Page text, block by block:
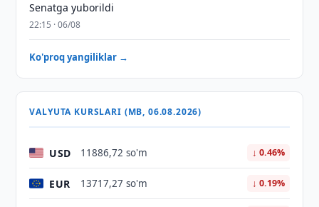
Senatga yuborildi
22:15 · 06/08
Ko'proq yangiliklar →
VALYUTA KURSLARI (MB, 06.08.2026)
USD 11886,72 so'm ↓ 0.46%
EUR 13717,27 so'm ↓ 0.19%